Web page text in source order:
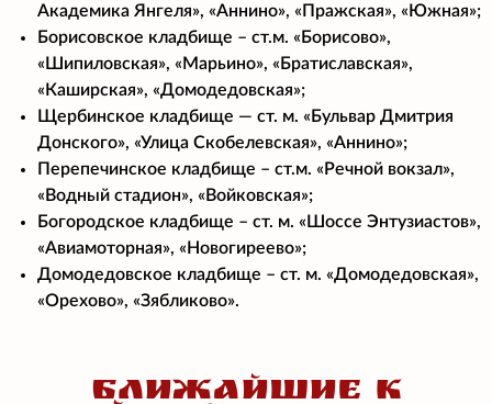
Академика Янгеля», «Аннино», «Пражская», «Южная»;
Борисовское кладбище – ст.м. «Борисово»,
«Шипиловская», «Марьино», «Братиславская»,
«Каширская», «Домодедовская»;
Щербинское кладбище — ст. м. «Бульвар Дмитрия
Донского», «Улица Скобелевская», «Аннино»;
Перепечинское кладбище – ст.м. «Речной вокзал»,
«Водный стадион», «Войковская»;
Богородское кладбище – ст. м. «Шоссе Энтузиастов»,
«Авиамоторная», «Новогиреево»;
Домодедовское кладбище – ст. м. «Домодедовская»,
«Орехово», «Зябликово».
БЛИЖАЙШИЕ К